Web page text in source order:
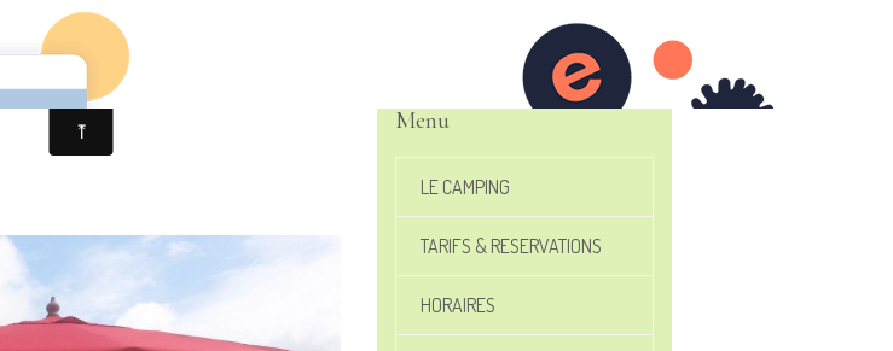
Menu
LE CAMPING
TARIFS & RESERVATIONS
HORAIRES